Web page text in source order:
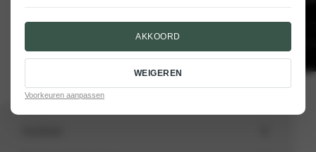
AKKOORD
WEIGEREN
Voorkeuren aanpassen
VERSTUREN